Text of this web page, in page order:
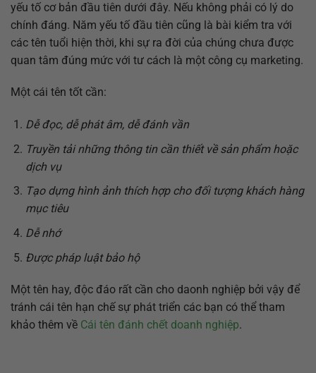
yếu tố cơ bản đầu tiên dưới đây. Nếu không phải có lý do
chính đáng. Năm yếu tố đầu tiên cũng là bài kiểm tra với
các tên tuổi hiện thời, khi sự ra đời của chúng chưa được
quan tâm đúng mức với tư cách là một công cụ marketing.
Một cái tên tốt cần:
Dễ đọc, dễ phát âm, dễ đánh vần
Truyền tải những thông tin cần thiết về sản phẩm hoặc
dịch vụ
Tạo dựng hình ảnh thích hợp cho đối tượng khách hàng
mục tiêu
Dễ nhớ
Được pháp luật bảo hộ
Một tên hay, độc đáo rất cần cho daonh nghiệp bởi vậy để
tránh cái tên hạn chế sự phát triển các bạn có thể tham
khảo thêm về Cái tên đánh chết doanh nghiệp.